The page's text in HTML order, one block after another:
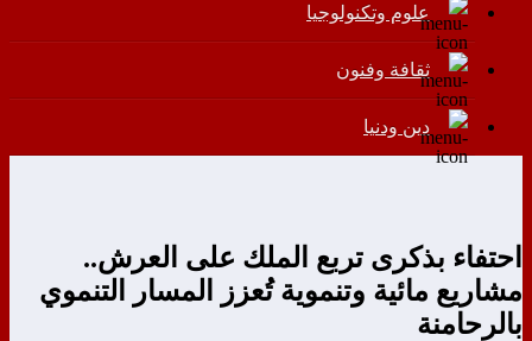
علوم وتكنولوجيا
ثقافة وفنون
دين ودنيا
احتفاء بذكرى تربع الملك على العرش..
مشاريع مائية وتنموية تُعزز المسار التنموي
بالرحامنة